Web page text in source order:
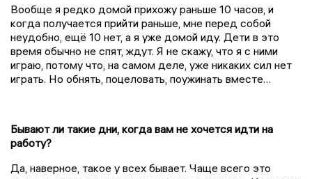
Вообще я редко домой прихожу раньше 10 часов, и
когда получается прийти раньше, мне перед собой
неудобно, ещё 10 нет, а я уже домой иду. Дети в это
время обычно не спят, ждут. Я не скажу, что я с ними
играю, потому что, на самом деле, уже никаких сил нет
играть. Но обнять, поцеловать, поужинать вместе…
Бывают ли такие дни, когда вам не хочется идти на
работу?
Да, наверное, такое у всех бывает. Чаще всего это